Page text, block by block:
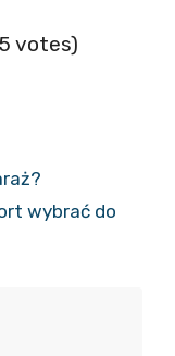
votes)
wybrać do